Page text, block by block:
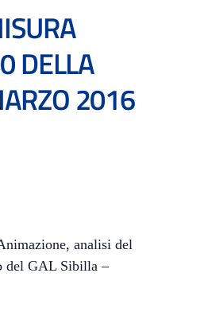
DELLA
2016
analisi del
del GAL Sibilla –